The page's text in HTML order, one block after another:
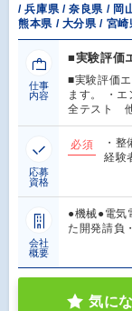
/ 兵庫県 / 奈良県 / 岡
熊本県 / 大分県 / 宮崎
仕事
内容
■実験評価
■実験評価
ます。 ・
全テスト
応募
資格
必須
・
経験
会社
概要
●機械●電気
た開発請負
気に